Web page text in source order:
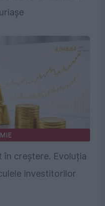
în creștere. Evoluția
investitorilor